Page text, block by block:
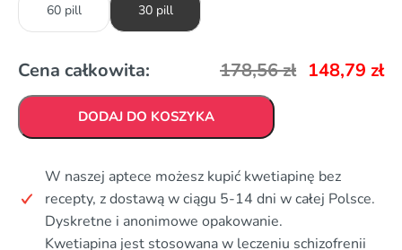
60 pill 30 pill
Cena całkowita: 178,56zł 148,79 zł
DODAJ DO KOSZYKA
W naszej aptece możesz kupić kwetiapinę bez
recepty, z dostawą w ciągu 5-14 dni w całej Polsce.
Dyskretne i anonimowe opakowanie.
Kwetiapina jest stosowana w leczeniu schizofrenii